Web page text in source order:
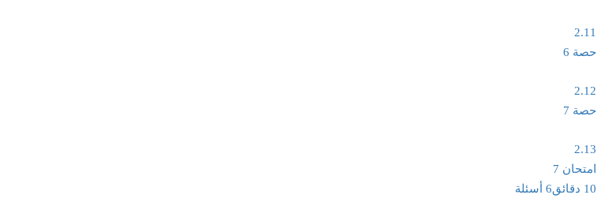
2.11
حصة 6
2.12
حصة 7
2.13
امتحان 7
10 دقائق
6 أسئلة